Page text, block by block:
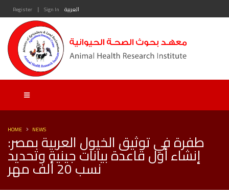
Register | Sign In العربية
طفرة في توثيق الخيول العربية بمصر:
إنشاء أول قاعدة بيانات جينية وتحديد
نسب 20 ألف مهر
HOME NEWS